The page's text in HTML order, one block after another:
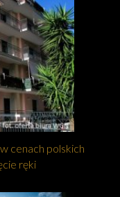
cenach polskich
ręki